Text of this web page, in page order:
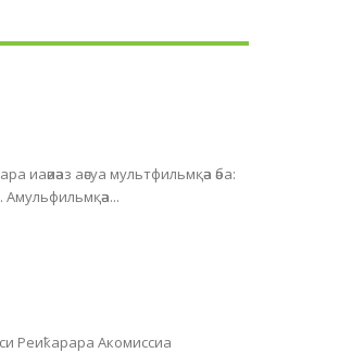
иаәиәаз аәсуа мультфильмқәа әба:
Амульфильмқәа...
Реиҟарара Акомиссиа